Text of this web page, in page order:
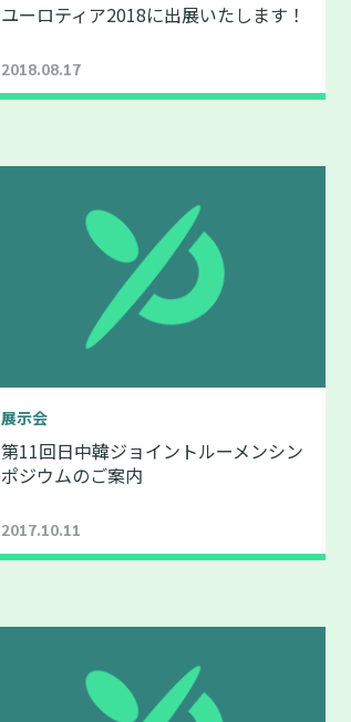
ユーロティア2018に出展いたします！
2018.08.17
展示会
第11回日中韓ジョイントルーメンシン
ポジウムのご案内
2017.10.11